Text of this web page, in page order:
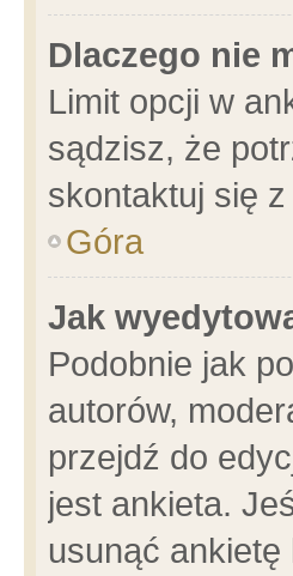
Dlaczego nie
Limit opcji w
sądzisz, że
skontaktuj się
Góra
Jak
Podobnie jak
autorów,
przejdź do
jest ankieta.
usunąć